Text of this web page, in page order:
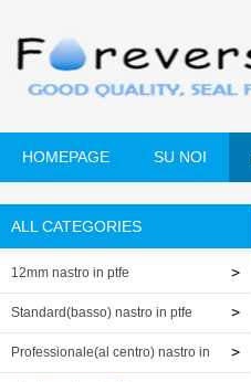
HOMEPAGE SU NOI
ALL CATEGORIES
12mm nastro in ptfe
Standard(basso) nastro in ptfe
Professionale(al centro) nastro in